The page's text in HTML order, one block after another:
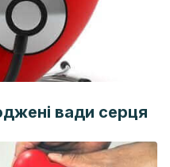
вади серця